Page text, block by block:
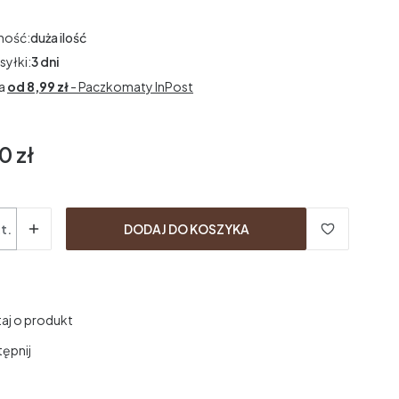
duża ilość
3 dni
od 8,99 zł- Paczkomaty InPost
zł
DODAJ DO KOSZYKA
o produkt